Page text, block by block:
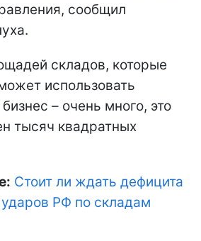
сообщил
складов, которые
использовать
– очень много, это
тысяч квадратных
Стоит ли ждать дефицита
РФ по складам